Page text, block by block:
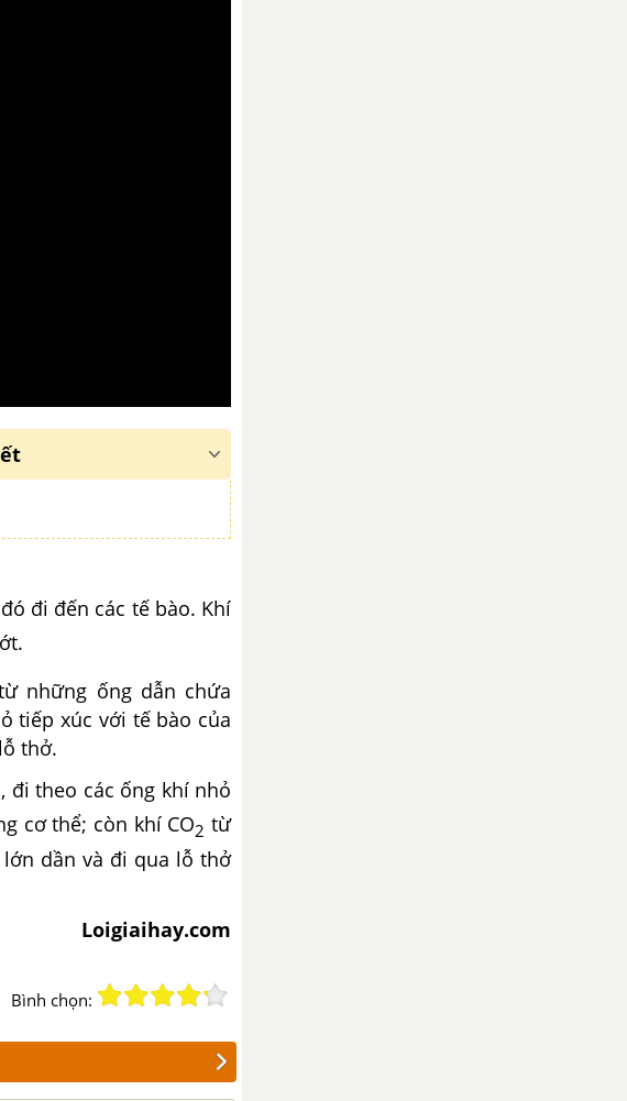
đi đến các tế bào. Khí
những ống dẫn chứa
tiếp xúc với tế bào của
thở.
đi theo các ống khí nhỏ
cơ thể; còn khí CO2 từ
dần và đi qua lỗ thở
Loigiaihay.com
Bình chọn: